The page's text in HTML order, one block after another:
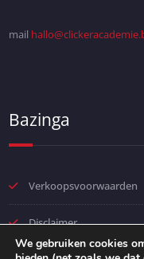
mail
Bazinga
Verkoopsvoorwaarden
Disclaimer
We gebruiken cookies